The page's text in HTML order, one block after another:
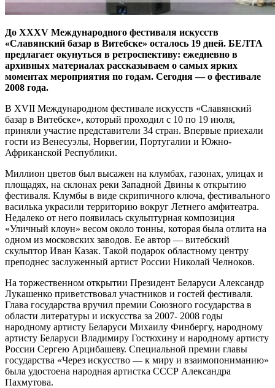
До XXXV Международного фестиваля искусств
«Славянский базар в Витебске» осталось 19 дней. БЕЛТА
предлагает окунуться в ретроспективу: ежедневно в
архивных материалах рассказываем о самых ярких
моментах мероприятия по годам. Сегодня — о фестивале
2008 года.
В ХVІІ Международном фестивале искусств «Славянский
базар в Витебске», который проходил с 10 по 19 июля,
приняли участие представители 34 стран. Впервые приехали
гости из Венесуэлы, Норвегии, Португалии и Южно-
Африканской Республики.
Миллион цветов был высажен на клумбах, газонах, улицах и
площадях, на склонах реки Западной Двины к открытию
фестиваля. Клумбы в виде скрипичного ключа, фестивального
василька украсили территорию вокруг Летнего амфитеатра.
Недалеко от него появилась скульптурная композиция
«Уличный клоун» весом около тонны, которая была отлита на
одном из московских заводов. Ее автор — витебский
скульптор Иван Казак. Такой подарок областному центру
преподнес заслуженный артист России Николай Челноков.
На торжественном открытии Президент Беларуси Александр
Лукашенко приветствовал участников и гостей фестиваля.
Глава государства вручил премии Союзного государства в
области литературы и искусства за 2007- 2008 годы
народному артисту Беларуси Михаилу Финбергу, народному
артисту Беларуси Владимиру Гостюхину и народному артисту
России Сергею Арцибашеву. Специальной премии главы
государства «Через искусство — к миру и взаимопониманию»
была удостоена народная артистка СССР Александра
Пахмутова.